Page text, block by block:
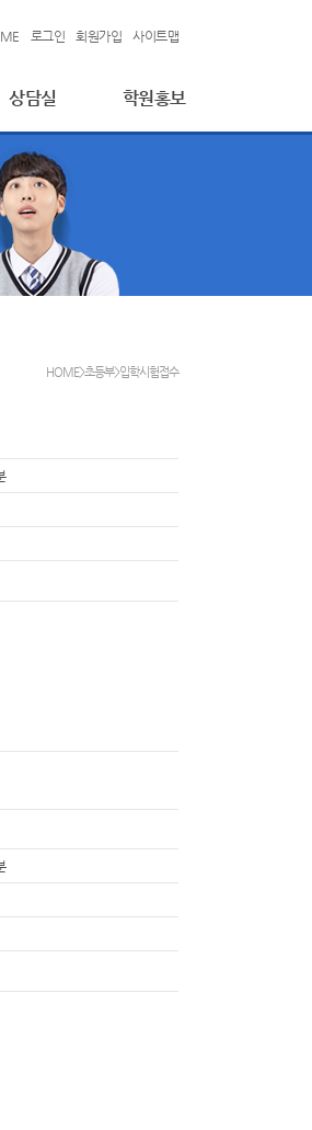
상담실 학원홍보
로그인 회원가입 사이트맵
HOME>초등부>입학시험접수